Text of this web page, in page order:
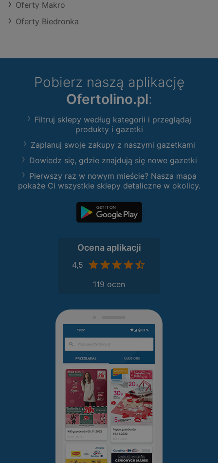
Oferty Makro
Oferty Biedronka
Pobierz naszą aplikację
Ofertolino.pl:
Filtruj sklepy według kategorii i przeglądaj
produkty i gazetki
Zaplanuj swoje zakupy z naszymi gazetkami
Dowiedz się, gdzie znajdują się nowe gazetki
Pierwszy raz w nowym mieście? Nasza mapa
pokaże Ci wszystkie sklepy detaliczne w okolicy.
Ocena aplikacji
4,5
119 ocen